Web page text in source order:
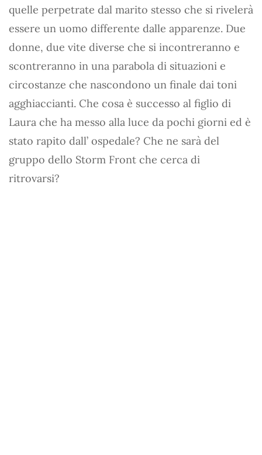
quelle perpetrate dal marito stesso che si rivelerà
essere un uomo differente dalle apparenze. Due
donne, due vite diverse che si incontreranno e
scontreranno in una parabola di situazioni e
circostanze che nascondono un finale dai toni
agghiaccianti. Che cosa è successo al figlio di
Laura che ha messo alla luce da pochi giorni ed è
stato rapito dall’ ospedale? Che ne sarà del
gruppo dello Storm Front che cerca di
ritrovarsi?